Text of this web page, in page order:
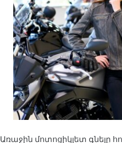
Առաջին մոտոցիկլետ գնելը